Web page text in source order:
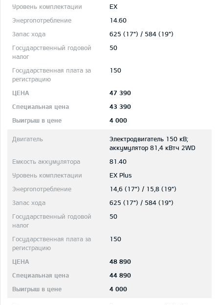
EX
14.60
625 (17") / 584 (19")
50
150
47 390
43 390
4 000
Электродвигатель 150 кВ;
aккумулятор 81,4 кВтч 2WD
81.40
EX Plus
14,6 (17") / 15,8 (19")
625 (17") / 584 (19")
50
150
48 890
44 890
4 000